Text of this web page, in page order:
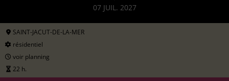
07 JUIL. 2027
SAINT-JACUT-DE-LA-MER
résidentiel
voir planning
22 h.